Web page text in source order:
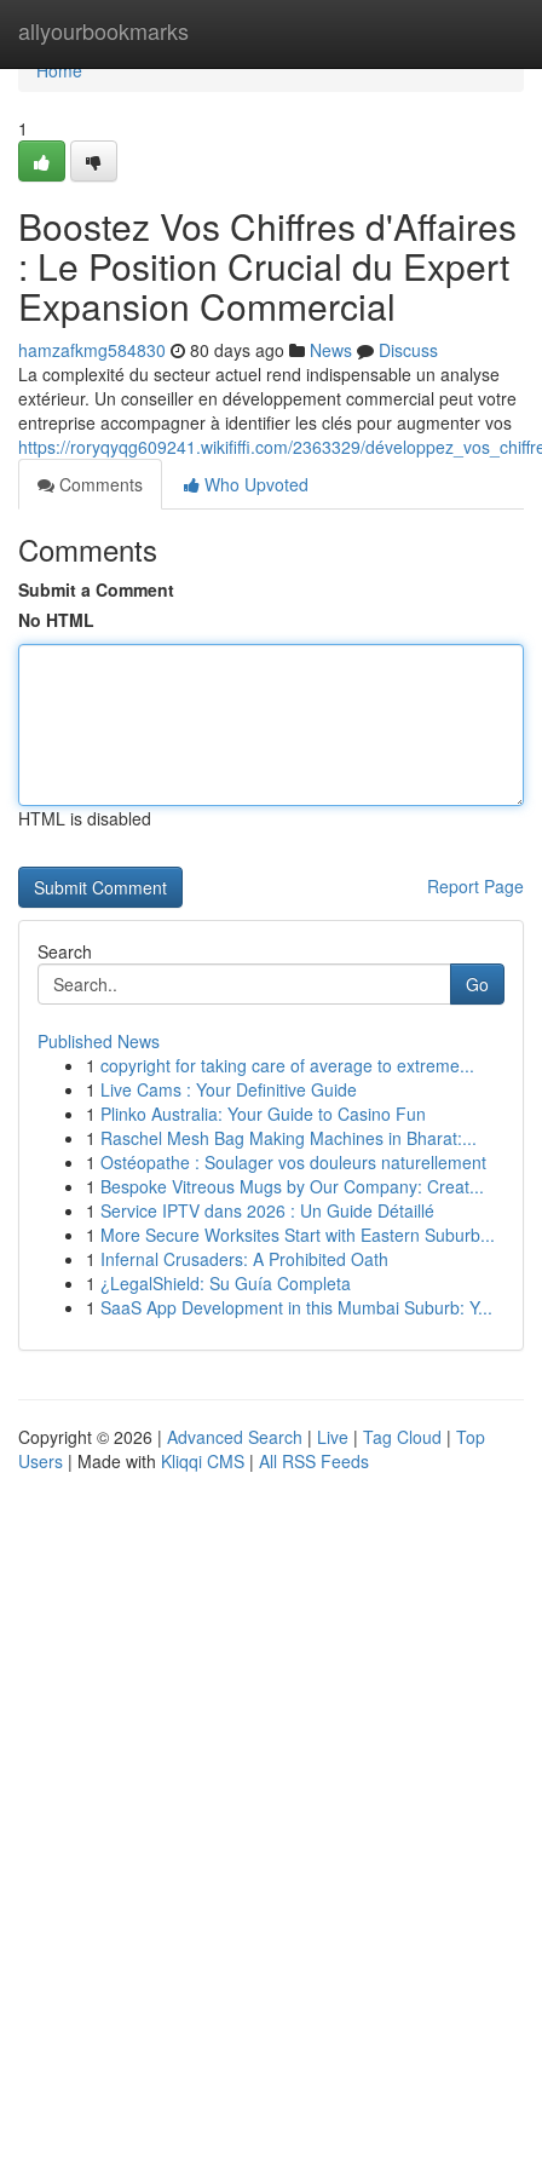
allyourbookmarks
Home
Home
1
Boostez Vos Chiffres d'Affaires
: Le Position Crucial du Expert
Expansion Commercial
hamzafkmg584830 80 days ago News
Discuss
La complexité du secteur actuel rend indispensable un analyse
extérieur. Un conseiller en développement commercial peut votre
entreprise accompagner à identifier les clés pour augmenter vos
https://roryqyqg609241.wikififfi.com/2363329/
Comments
Who Upvoted
Comments
Submit a Comment
No HTML
HTML is disabled
Report Page
Search
Go
Published News
1 copyright for taking care of average to extreme...
1 Live Cams : Your Definitive Guide
1 Plinko Australia: Your Guide to Casino Fun
1 Raschel Mesh Bag Making Machines in Bharat:...
1 Ostéopathe : Soulager vos douleurs naturellement
1 Bespoke Vitreous Mugs by Our Company: Creat...
1 Service IPTV dans 2026 : Un Guide Détaillé
1 More Secure Worksites Start with Eastern Suburb...
1 Infernal Crusaders: A Prohibited Oath
1 ¿LegalShield: Su Guía Completa
1 SaaS App Development in this Mumbai Suburb: Y...
Copyright © 2026 | Advanced Search | Live | Tag Cloud | Top
Users | Made with Kliqqi CMS | All RSS Feeds